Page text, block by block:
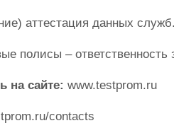
аттестация данных
полисы –
на сайте: www.testprom.ru
contacts